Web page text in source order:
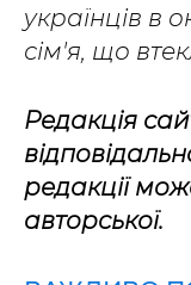
українців в
сім'я, що
Редакція
редакції
авторської.